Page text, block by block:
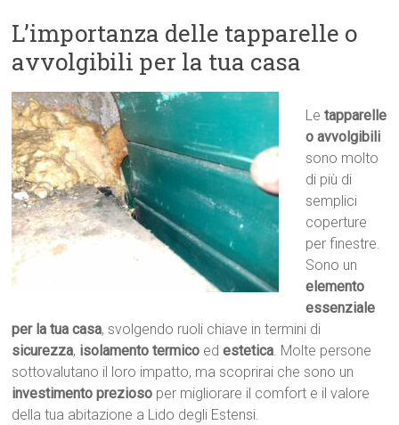
L’importanza delle tapparelle o
avvolgibili per la tua casa
Letapparelle
o avvolgibili
sono molto
di più di
semplici
coperture
per finestre.
Sono un
elemento
essenziale
per la tua casa, svolgendo ruoli chiave in termini di
sicurezza, isolamento termico edestetica. Molte persone
sottovalutano il loro impatto, ma scoprirai che sono un
investimento prezioso per migliorare il comfort e il valore
della tua abitazione a Lido degli Estensi.